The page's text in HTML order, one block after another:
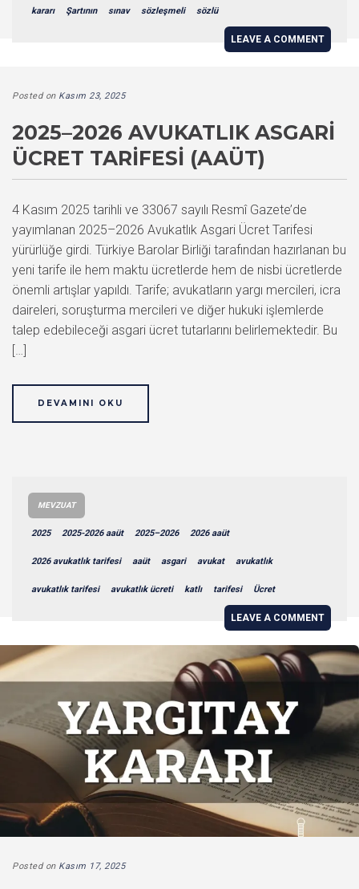
kararı Şartının sınav sözleşmeli sözlü
LEAVE A COMMENT
Posted on Kasım 23, 2025
2025–2026 AVUKATLIK ASGARI
ÜCRET TARIFESI (AAÜT)
4 Kasım 2025 tarihli ve 33067 sayılı Resmî Gazete’de
yayımlanan 2025–2026 Avukatlık Asgari Ücret Tarifesi
yürürlüğe girdi. Türkiye Barolar Birliği tarafından hazırlanan bu
yeni tarife ile hem maktu ücretlerde hem de nisbi ücretlerde
önemli artışlar yapıldı. Tarife; avukatların yargı mercileri, icra
daireleri, soruşturma mercileri ve diğer hukuki işlemlerde
talep edebileceği asgari ücret tutarlarını belirlemektedir. Bu
[…]
DEVAMINI OKU
MEVZUAT
2025 2025-2026 aaüt 2025–2026 2026 aaüt
2026 avukatlık tarifesi aaüt asgari avukat avukatlık
avukatlık tarifesi avukatlık ücreti katlı tarifesi Ücret
LEAVE A COMMENT
Posted on Kasım 17, 2025